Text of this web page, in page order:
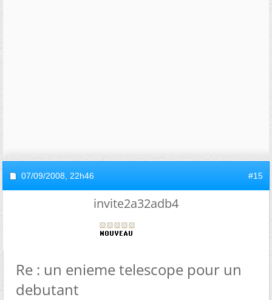
07/09/2008, 22h46 #15
invite2a32adb4
Re : un enieme telescope pour un
debutant